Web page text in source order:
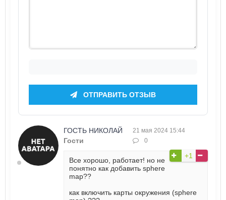
ОТПРАВИТЬ ОТЗЫВ
ГОСТЬ НИКОЛАЙ
Гости
21 мая 2024 15:44
0
+1
Все хорошо, работает! но не
понятно как добавить sphere
map??
как включить карты окружения (sphere